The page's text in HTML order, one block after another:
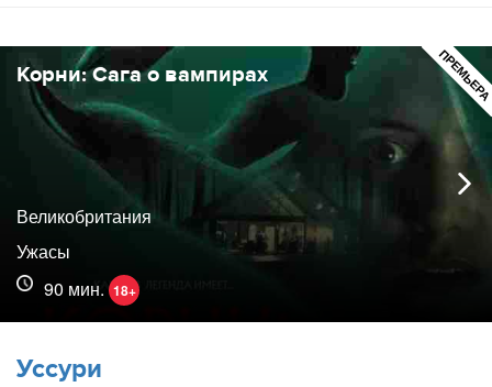
Корни: Сага о вампирах
Великобритания
Ужасы
90 мин. 18+
Уссури